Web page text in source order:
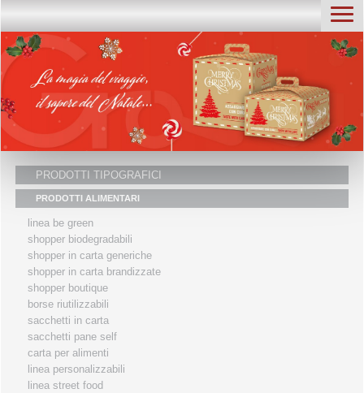
home
chi siamo
certificati
i partners
servizio clienti
fiere
PRODOTTI TIPOGRAFICI
PRODOTTI ALIMENTARI
linea be green
shopper biodegradabili
shopper in carta generiche
shopper in carta brandizzate
shopper boutique
borse riutilizzabili
sacchetti in carta
sacchetti pane self
carta per alimenti
linea personalizzabili
linea street food